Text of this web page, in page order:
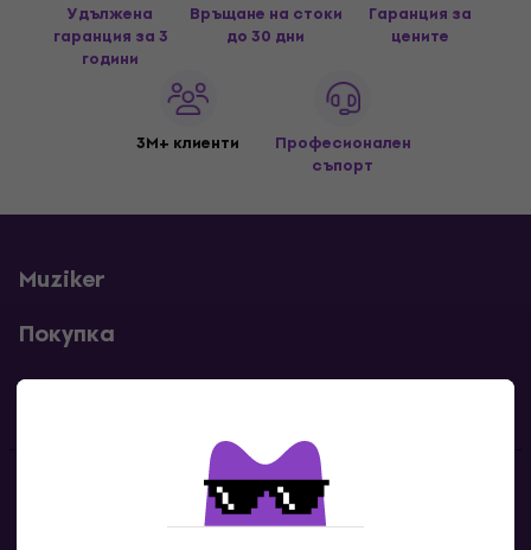
Удължена
гаранция за 3
години
Връщане на стоки
до 30 дни
Гаранция за
цените
3M+ клиенти
Професионален
съпорт
Muziker
Покупка
Полезни линкове
Контакти